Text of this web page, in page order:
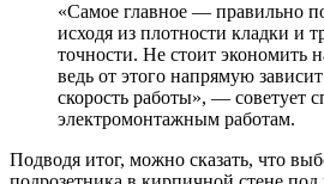
«Самое главное — правильно
исходя из плотности кладки и
точности. Не стоит экономить
ведь от этого напрямую
скорость работы», — советует
электромонтажным работам.
Подводя итог, можно сказать, что